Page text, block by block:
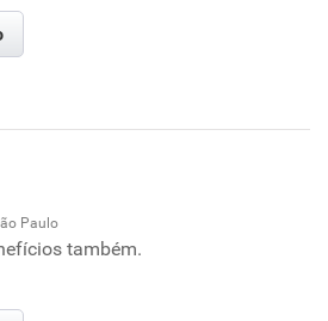
Paulo
também.